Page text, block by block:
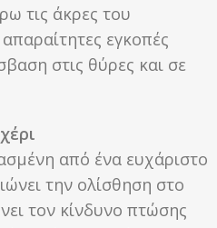
τις άκρες του
εγκοπές
στις θύρες και σε
από ένα ευχάριστο
την ολίσθηση στο
τον κίνδυνο πτώσης